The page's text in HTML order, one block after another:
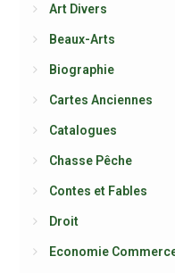
Art Divers
Beaux-Arts
Biographie
Cartes Anciennes
Catalogues
Chasse Pêche
Contes et Fables
Droit
Economie